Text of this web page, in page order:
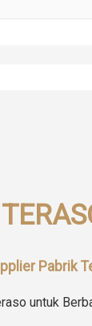
Pabrik
untuk